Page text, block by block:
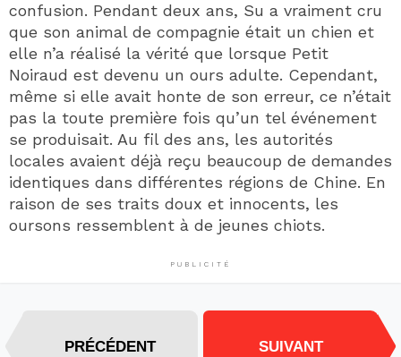
confusion. Pendant deux ans, Su a vraiment cru
que son animal de compagnie était un chien et
elle n’a réalisé la vérité que lorsque Petit
Noiraud est devenu un ours adulte. Cependant,
même si elle avait honte de son erreur, ce n’était
pas la toute première fois qu’un tel événement
se produisait. Au fil des ans, les autorités
locales avaient déjà reçu beaucoup de demandes
identiques dans différentes régions de Chine. En
raison de ses traits doux et innocents, les
oursons ressemblent à de jeunes chiots.
PUBLICITÉ
PRÉCÉDENT SUIVANT